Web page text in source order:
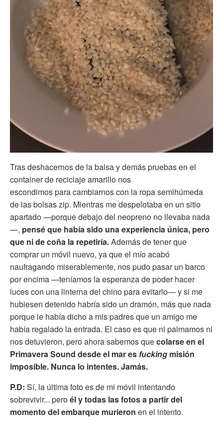
Tras deshacernos de la balsa y demás pruebas en el
container de reciclaje amarillo nos
escondimos para cambiarnos con la ropa semihúmeda
de las bolsas zip. Mientras me despelotaba en un sitio
apartado —porque debajo del neopreno no llevaba nada
—, pensé que había sido una experiencia única, pero
que ni de coña la repetiría.Además de tener que
comprar un móvil nuevo, ya que el mío acabó
naufragando miserablemente, nos pudo pasar un barco
por encima —teníamos la esperanza de poder hacer
luces con una linterna del chino para evitarlo— y si me
hubiesen detenido habría sido un dramón, más que nada
porque le había dicho a mis padres que un amigo me
había regalado la entrada. El caso es que ni palmamos ni
nos detuvieron, pero ahora sabemos quecolarse en el
Primavera Sound desde el mar es fucking misión
imposible. Nunca lo intentes. Jamás.
P.D: Sí, la última foto es de mi móvil intentando
sobrevivir... peroél y todas las fotos a partir del
momento del embarque murieron en el intento.